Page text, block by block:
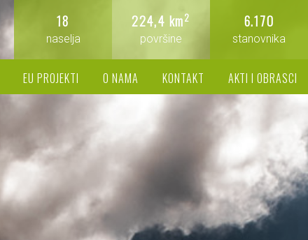
6.170
stanovnika
224,4 km2
površine
18
naselja
EU PROJEKTI O NAMA KONTAKT AKTI I OBRASCI